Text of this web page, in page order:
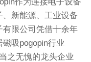
新能源、工业设备
限公司凭借十余年
磁吸pogopin行业
之无愧的龙头企业